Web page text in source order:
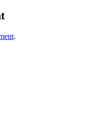
.